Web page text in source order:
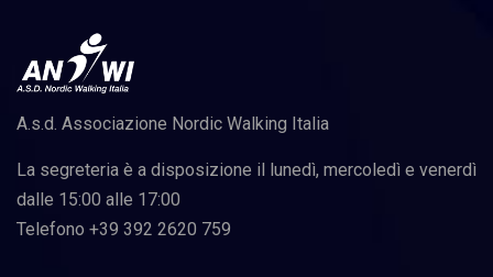
A.s.d. Associazione Nordic Walking Italia
La segreteria è a disposizione il lunedì, mercoledì e venerdì
dalle 15:00 alle 17:00
Telefono +39 392 2620 759